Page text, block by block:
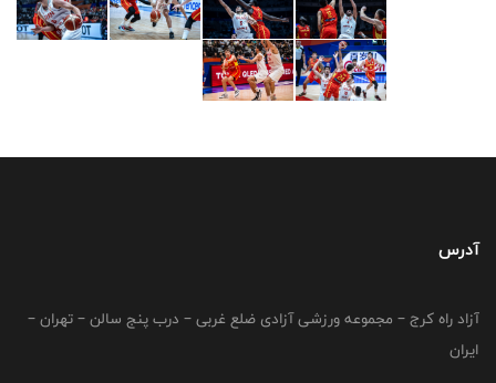
آدرس
آزاد راه کرج – مجموعه ورزشی آزادی ضلع غربی – درب پنج سالن – تهران –
ایران